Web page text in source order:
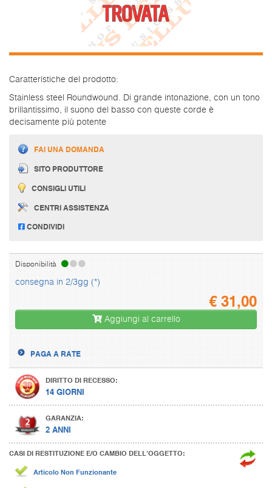
Caratteristiche del prodotto:
Stainless steel Roundwound. Di grande intonazione, con un tono
brillantissimo, il suono del basso con queste corde è
decisamente più potente
FAI UNA DOMANDA
SITO PRODUTTORE
CONSIGLI UTILI
CENTRI ASSISTENZA
CONDIVIDI
Disponibilità
consegna in 2/3gg (*)
€31,00
Aggiungi al carrello
PAGA A RATE
DIRITTO DI RECESSO:
14 GIORNI
GARANZIA:
2 ANNI
CASI DI RESTITUZIONE E/O CAMBIO DELL’OGGETTO:
Articolo Non Funzionante